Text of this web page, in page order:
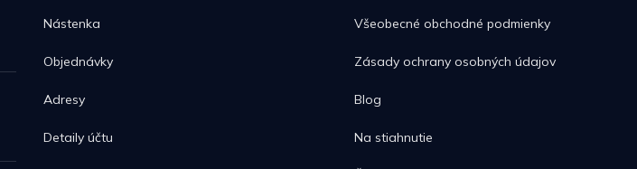
Nástenka
Objednávky
Adresy
Detaily účtu
Všeobecné obchodné podmienky
Zásady ochrany osobných údajov
Blog
Na stiahnutie